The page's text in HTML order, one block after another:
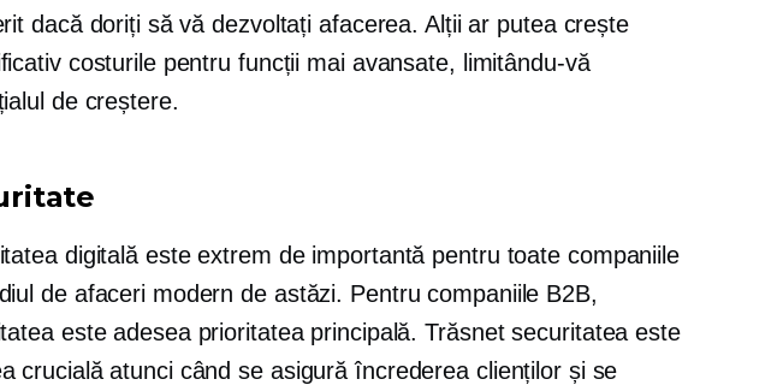
dacă doriți să vă dezvoltați afacerea. Alții ar putea crește
costurile pentru funcții mai avansate, limitându-vă
de creștere.
digitală este extrem de importantă pentru toate companiile
de afaceri modern de astăzi. Pentru companiile B2B,
este adesea prioritatea principală.Trăsnetsecuritatea este
crucială atunci când se asigură încrederea clienților și se